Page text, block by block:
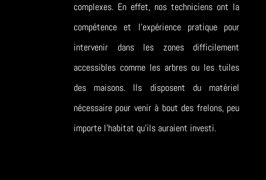
complexes. En effet, nos techniciens ont la
compétence et l’expérience pratique pour
intervenir dans les zones difficilement
accessibles comme les arbres ou les tuiles
des maisons. Ils disposent du matériel
nécessaire pour venir à bout des frelons, peu
importe l’habitat qu’ils auraient investi.